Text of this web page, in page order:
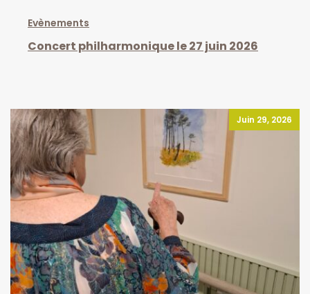
Evènements
Concert philharmonique le 27 juin 2026
Juin 29, 2026